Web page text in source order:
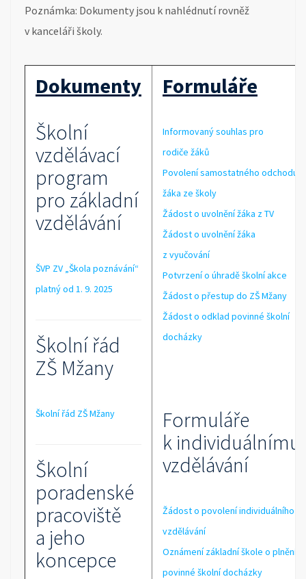
Poznámka: Dokumenty jsou k nahlédnutí rovněž
v kanceláři školy.
Dokumenty
Školní
vzdělávací
program
pro základní
vzdělávání
ŠVP ZV „Škola poznávání“
platný od 1. 9. 2025
Školní řád
ZŠ Mžany
Školní řád ZŠ Mžany
Školní
poradenské
pracoviště
a jeho
koncepce
Formuláře
Informovaný souhlas pro
rodiče žáků
Povolení samostatného odchodu
žáka ze školy
Žádost o uvolnění žáka z TV
Žádost o uvolnění žáka
z vyučování
Potvrzení o úhradě školní akce
Žádost o přestup do ZŠ Mžany
Žádost o odklad povinné školní
docházky
Formuláře
k individuálnímu
vzdělávání
Žádost o povolení individuálního
vzdělávání
Oznámení základní škole o plnění
povinné školní docházky